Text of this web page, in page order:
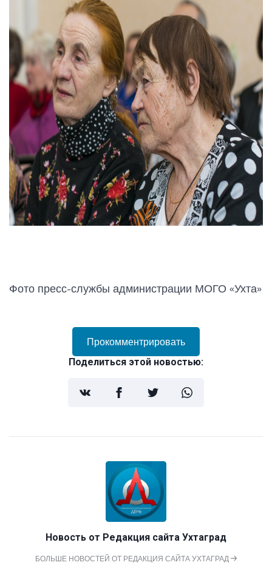
Фото пресс-службы администрации МОГО «Ухта»
Прокомментрировать
Поделиться этой новостью:
Новость от Редакция сайта Ухтаград
БОЛЬШЕ НОВОСТЕЙ ОТ РЕДАКЦИЯ САЙТА УХТАГРАД